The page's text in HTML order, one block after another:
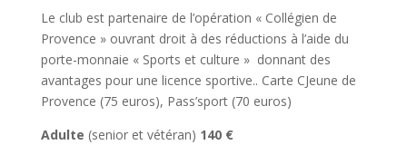
Le club est partenaire de l’opération « Collégien de
Provence » ouvrant droit à des réductions à l’aide du
porte-monnaie « Sports et culture » donnant des
avantages pour une licence sportive.. Carte CJeune de
Provence (75 euros), Pass’sport (70 euros)
Adulte (senior et vétéran) 140 €